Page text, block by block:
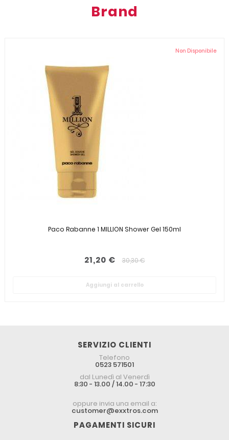
Brand
Non Disponibile
Paco Rabanne 1 MILLION Shower Gel 150ml
21,20 € 30,30 €
Aggiungi al carrello
SERVIZIO CLIENTI
Telefono
0523 571501
dal Lunedì al Venerdì
8:30 - 13.00 / 14.00 - 17:30
oppure invia una email a:
customer@exxtros.com
PAGAMENTI SICURI